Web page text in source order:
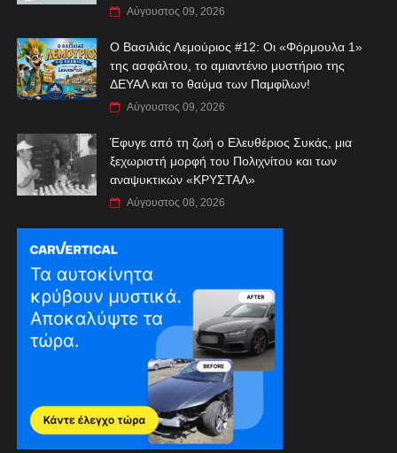
Αύγουστος 09, 2026
Ο Βασιλιάς Λεμούριος #12: Οι «Φόρμουλα 1»
της ασφάλτου, το αμιαντένιο μυστήριο της
ΔΕΥΑΛ και το θαύμα των Παμφίλων!
Αύγουστος 09, 2026
Έφυγε από τη ζωή ο Ελευθέριος Συκάς, μια
ξεχωριστή μορφή του Πολιχνίτου και των
αναψυκτικών «ΚΡΥΣΤΑΛ»
Αύγουστος 08, 2026